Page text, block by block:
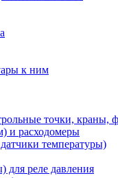
к ним
точки, краны,
и расходомеры
температуры)
реле давления